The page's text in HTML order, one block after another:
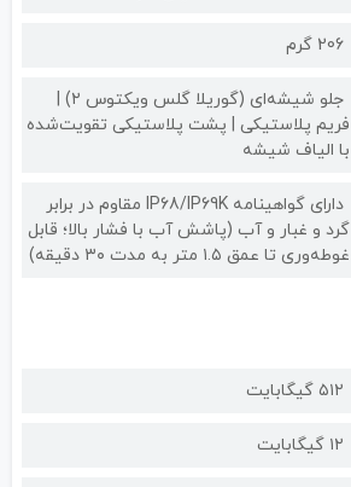
206 گرم
جلو شیشه‌ای (گوریلا گلس ویکتوس ۲) |
فریم پلاستیکی | پشت پلاستیکی تقویت‌شده
با الیاف شیشه
دارای گواهینامه IP68/IP69K مقاوم در برابر
گرد و غبار و آب (پاشش آب با فشار بالا؛ قابل
غوطه‌وری تا عمق ۱.۵ متر به مدت ۳۰ دقیقه)
۵۱۲ گیگابایت
۱۲ گیگابایت